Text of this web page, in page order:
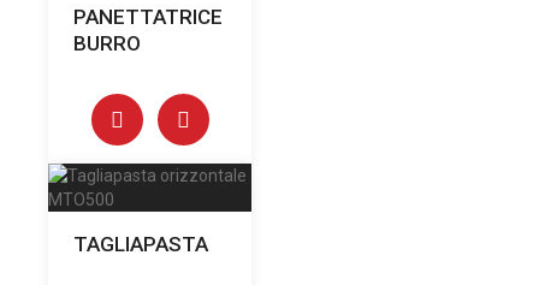
PANETTATRICE
BURRO
TAGLIAPASTA